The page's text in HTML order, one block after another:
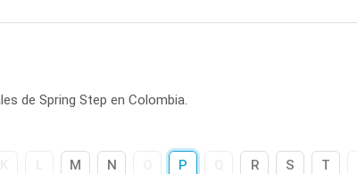
de Spring Step en Colombia.
M N P R S T